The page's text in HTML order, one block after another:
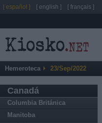
Hemeroteca 23/Sep/2022
Canadá
Columbia Británica
Manitoba
[ español ] [ english ] [ français ]